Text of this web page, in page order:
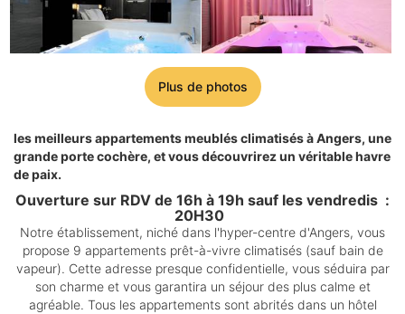
Plus de photos
les meilleurs appartements meublés climatisés à Angers, une
grande porte cochère, et vous découvrirez un véritable havre
de paix.
Ouverture sur RDV de 16h à 19h sauf les vendredis :
20H30
Notre établissement, niché dans l'hyper-centre d'Angers, vous
propose 9 appartements prêt-à-vivre climatisés (sauf bain de
vapeur). Cette adresse presque confidentielle, vous séduira par
son charme et vous garantira un séjour des plus calme et
agréable. Tous les appartements sont abrités dans un hôtel